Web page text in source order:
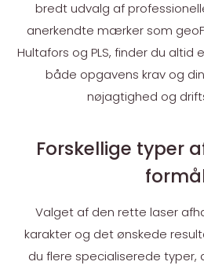
bredt udvalg af
anerkendte mærker som
Hultafors og PLS, finder du altid
både opgavens krav og
nøjagtighed og
Forskellige typer
Valget af den rette laser
karakter og det ønskede
du flere specialiserede